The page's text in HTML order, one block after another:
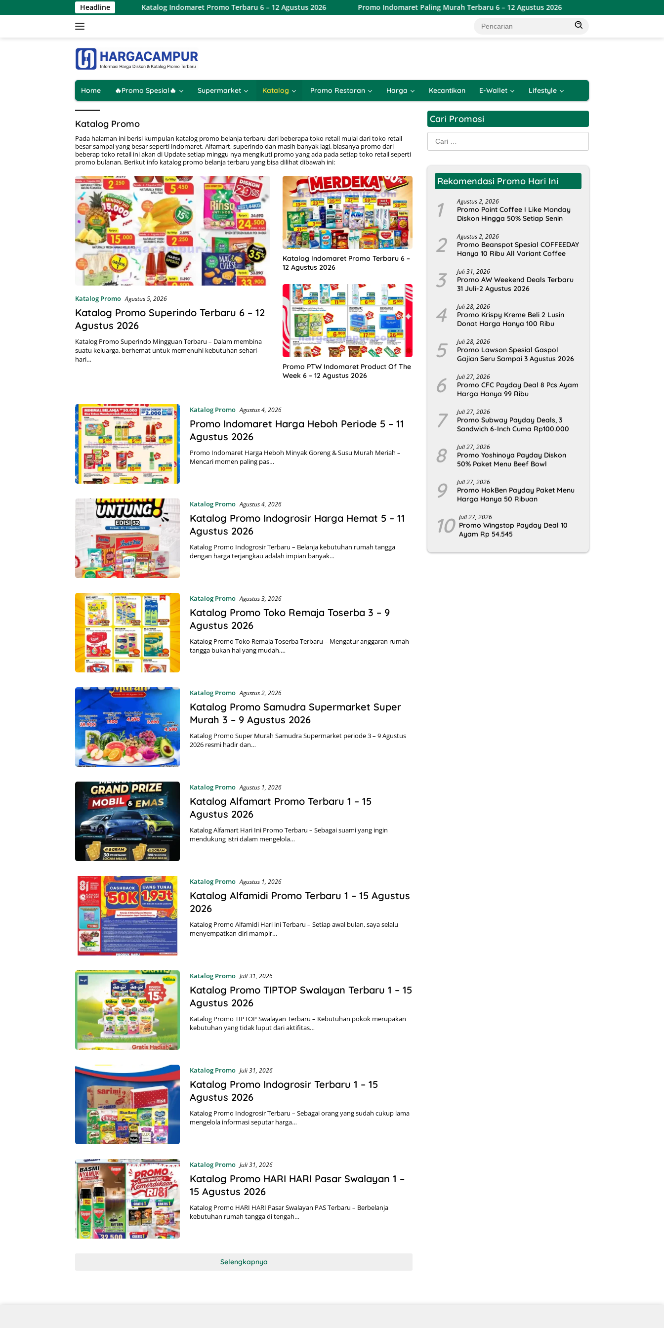
ke
HeadlineKatalog Indomaret Promo Terbaru 6 – 12 Agustus 2026 Promo Indomaret Paling Murah Terbaru 6 – 12 Agustus 2026 Promo Indomaret Hemat
Home 🔥Promo Spesial🔥 Supermarket Katalog Promo Restoran Harga Kecantikan E-Wallet Lifestyle
Katalog Promo
Pada halaman ini berisi kumpulan katalog promo belanja terbaru dari beberapa toko retail mulai dari toko retail
besar sampai yang besar seperti indomaret, Alfamart, superindo dan masih banyak lagi. biasanya promo dari
beberap toko retail ini akan di Update setiap minggu nya mengikuti promo yang ada pada setiap toko retail seperti
promo bulanan. Berikut info katalog promo belanja terbaru yang bisa dilihat dibawah ini:
Katalog Promo Agustus 5, 2026
Katalog Promo Superindo Terbaru 6 – 12
Agustus 2026
Katalog Promo Superindo Mingguan Terbaru – Dalam membina
suatu keluarga, berhemat untuk memenuhi kebutuhan sehari-
hari…
Katalog Indomaret Promo Terbaru 6 –
12 Agustus 2026
Promo PTW Indomaret Product Of The
Week 6 – 12 Agustus 2026
Katalog Promo Agustus 4, 2026
Promo Indomaret Harga Heboh Periode 5 – 11
Agustus 2026
Promo Indomaret Harga Heboh Minyak Goreng & Susu Murah Meriah –
Mencari momen paling pas…
Katalog Promo Agustus 4, 2026
Katalog Promo Indogrosir Harga Hemat 5 – 11
Agustus 2026
Katalog Promo Indogrosir Terbaru – Belanja kebutuhan rumah tangga
dengan harga terjangkau adalah impian banyak…
Katalog Promo Agustus 3, 2026
Katalog Promo Toko Remaja Toserba 3 – 9
Agustus 2026
Katalog Promo Toko Remaja Toserba Terbaru – Mengatur anggaran rumah
tangga bukan hal yang mudah,…
Katalog Promo Agustus 2, 2026
Katalog Promo Samudra Supermarket Super
Murah 3 – 9 Agustus 2026
Katalog Promo Super Murah Samudra Supermarket periode 3 – 9 Agustus
2026 resmi hadir dan…
Katalog Promo Agustus 1, 2026
Katalog Alfamart Promo Terbaru 1 – 15
Agustus 2026
Katalog Alfamart Hari Ini Promo Terbaru – Sebagai suami yang ingin
mendukung istri dalam mengelola…
Katalog Promo Agustus 1, 2026
Katalog Alfamidi Promo Terbaru 1 – 15 Agustus
2026
Katalog Promo Alfamidi Hari ini Terbaru – Setiap awal bulan, saya selalu
menyempatkan diri mampir…
Katalog Promo Juli 31, 2026
Katalog Promo TIPTOP Swalayan Terbaru 1 – 15
Agustus 2026
Katalog Promo TIPTOP Swalayan Terbaru – Kebutuhan pokok merupakan
kebutuhan yang tidak luput dari aktifitas…
Katalog Promo Juli 31, 2026
Katalog Promo Indogrosir Terbaru 1 – 15
Agustus 2026
Katalog Promo Indogrosir Terbaru – Sebagai orang yang sudah cukup lama
mengelola informasi seputar harga…
Katalog Promo Juli 31, 2026
Katalog Promo HARI HARI Pasar Swalayan 1 –
15 Agustus 2026
Katalog Promo HARI HARI Pasar Swalayan PAS Terbaru – Berbelanja
kebutuhan rumah tangga di tengah…
Selengkapnya
Cari Promosi
Cari
untuk:
Rekomendasi Promo Hari Ini
1 Agustus 2, 2026
Promo Point Coffee I Like Monday
Diskon Hingga 50% Setiap Senin
2 Agustus 2, 2026
Promo Beanspot Spesial COFFEEDAY
Hanya 10 Ribu All Variant Coffee
3 Juli 31, 2026
Promo AW Weekend Deals Terbaru
31 Juli-2 Agustus 2026
4 Juli 28, 2026
Promo Krispy Kreme Beli 2 Lusin
Donat Harga Hanya 100 Ribu
5 Juli 28, 2026
Promo Lawson Spesial Gaspol
Gajian Seru Sampai 3 Agustus 2026
6 Juli 27, 2026
Promo CFC Payday Deal 8 Pcs Ayam
Harga Hanya 99 Ribu
7 Juli 27, 2026
Promo Subway Payday Deals, 3
Sandwich 6-Inch Cuma Rp100.000
8 Juli 27, 2026
Promo Yoshinoya Payday Diskon
50% Paket Menu Beef Bowl
9 Juli 27, 2026
Promo HokBen Payday Paket Menu
Harga Hanya 50 Ribuan
10 Juli 27, 2026
Promo Wingstop Payday Deal 10
Ayam Rp 54.545